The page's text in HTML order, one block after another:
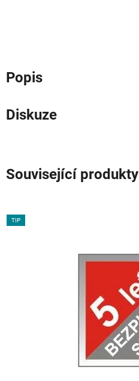
Popis
Diskuze
Související produkty
TIP